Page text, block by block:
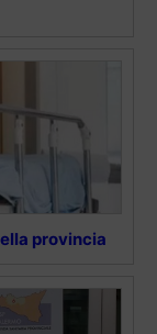
provincia